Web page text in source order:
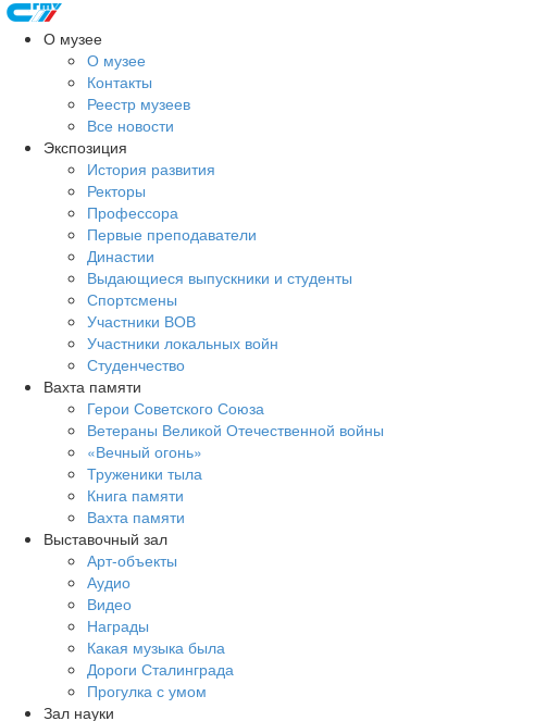
О музее
О музее
Контакты
Реестр музеев
Все новости
Экспозиция
История развития
Ректоры
Профессора
Первые преподаватели
Династии
Выдающиеся выпускники и студенты
Спортсмены
Участники ВОВ
Участники локальных войн
Студенчество
Вахта памяти
Герои Советского Союза
Ветераны Великой Отечественной войны
«Вечный огонь»
Труженики тыла
Книга памяти
Вахта памяти
Выставочный зал
Арт-объекты
Аудио
Видео
Награды
Какая музыка была
Дороги Сталинграда
Прогулка с умом
Зал науки